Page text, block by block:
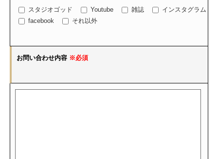
スタジオゴッド Youtube 雑誌
インスタグラム
facebook
それ以外
お問い合わせ内容 ※必須